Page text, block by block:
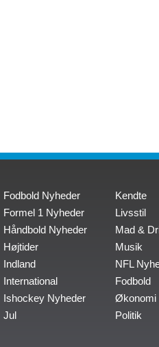
Fodbold Nyheder
Formel 1 Nyheder
Håndbold Nyheder
Højtider
Indland
International
Ishockey Nyheder
Jul
Kendte
Livsstil
Mad &
Musik
NFL
Fodbold
Økonomi
Politik